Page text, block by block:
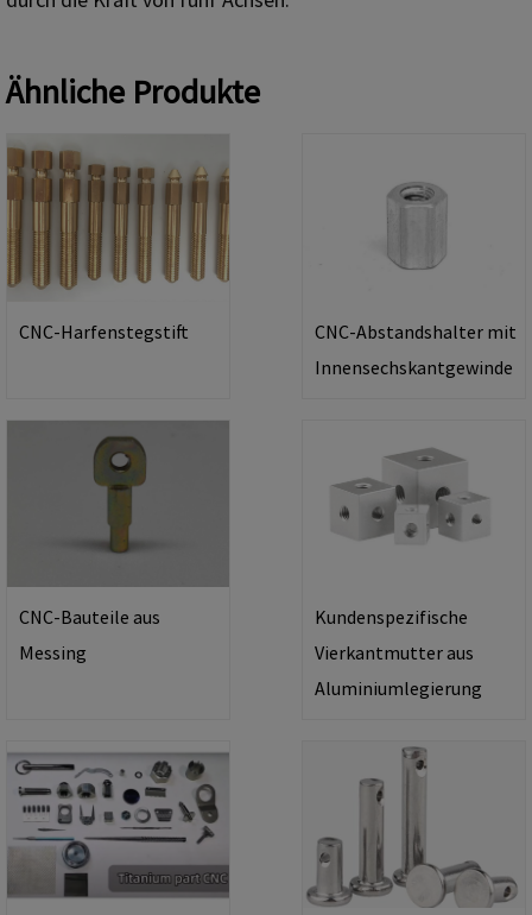
Ähnliche Produkte
CNC-Harfenstegstift
CNC-Abstandshalter mit
Innensechskantgewinde
CNC-Bauteile aus
Messing
Kundenspezifische
Vierkantmutter aus
Aluminiumlegierung